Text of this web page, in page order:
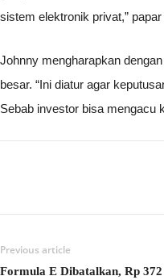
sistem elektronik privat,”
Johnny mengharapkan
besar. “Ini diatur agar
Sebab investor bisa mengacu
Previous article
Formula E Dibatalkan, Rp